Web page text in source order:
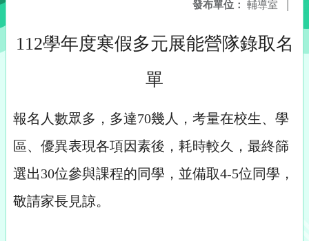
發布單位： 輔導室 |
112學年度寒假多元展能營隊錄取名
單
報名人數眾多，多達70幾人，考量在校生、學
區、優異表現各項因素後，耗時較久，最終篩
選出30位參與課程的同學，並備取4-5位同學，
敬請家長見諒。